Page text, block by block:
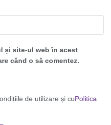
și site-ul web în acest
când o să comentez.
de utilizare și cuPolitica